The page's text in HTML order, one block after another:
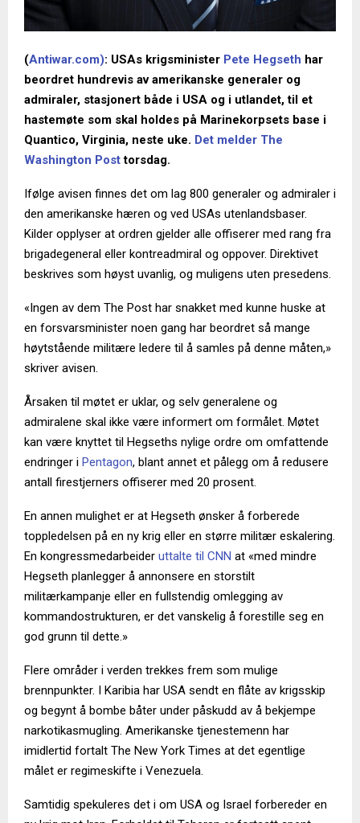
(Antiwar.com): USAs krigsminister Pete Hegseth har
beordret hundrevis av amerikanske generaler og
admiraler, stasjonert både i USA og i utlandet, til et
hastemøte som skal holdes på Marinekorpsets base i
Quantico, Virginia, neste uke. Det melder The
Washington Posttorsdag.
Ifølge avisen finnes det om lag 800 generaler og admiraler i
den amerikanske hæren og ved USAs utenlandsbaser.
Kilder opplyser at ordren gjelder alle offiserer med rang fra
brigadegeneral eller kontreadmiral og oppover. Direktivet
beskrives som høyst uvanlig, og muligens uten presedens.
«Ingen av dem The Post har snakket med kunne huske at
en forsvarsminister noen gang har beordret så mange
høytstående militære ledere til å samles på denne måten,»
skriver avisen.
Årsaken til møtet er uklar, og selv generalene og
admiralene skal ikke være informert om formålet. Møtet
kan være knyttet til Hegseths nylige ordre om omfattende
endringer i Pentagon, blant annet et pålegg om å redusere
antall firestjerners offiserer med 20 prosent.
En annen mulighet er at Hegseth ønsker å forberede
toppledelsen på en ny krig eller en større militær eskalering.
En kongressmedarbeider uttalte til CNN at «med mindre
Hegseth planlegger å annonsere en storstilt
militærkampanje eller en fullstendig omlegging av
kommandostrukturen, er det vanskelig å forestille seg en
god grunn til dette.»
Flere områder i verden trekkes frem som mulige
brennpunkter. I Karibia har USA sendt en flåte av krigsskip
og begynt å bombe båter under påskudd av å bekjempe
narkotikasmugling. Amerikanske tjenestemenn har
imidlertid fortalt The New York Times at det egentlige
målet er regimeskifte i Venezuela.
Samtidig spekuleres det i om USA og Israel forbereder en